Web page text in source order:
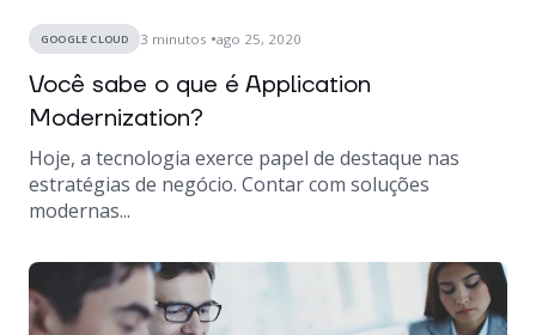
GOOGLE CLOUD 3 minutos ago 25, 2020
Você sabe o que é Application
Modernization?
Hoje, a tecnologia exerce papel de destaque nas
estratégias de negócio. Contar com soluções
modernas...